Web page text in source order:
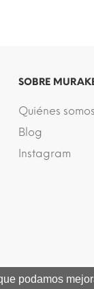
SOBRE
Quiénes somos
Blog
Instagram
podamos